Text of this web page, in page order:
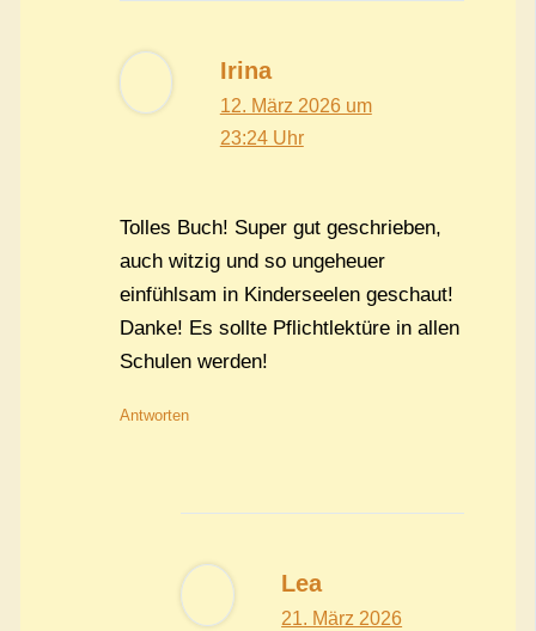
Irina
12. März 2026 um
23:24 Uhr
Tolles Buch! Super gut geschrieben,
auch witzig und so ungeheuer
einfühlsam in Kinderseelen geschaut!
Danke! Es sollte Pflichtlektüre in allen
Schulen werden!
Antworten
Lea
21. März 2026